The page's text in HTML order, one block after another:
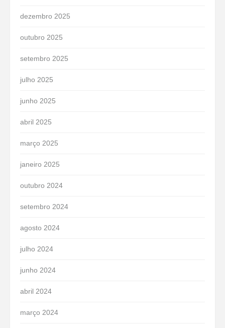
dezembro 2025
outubro 2025
setembro 2025
julho 2025
junho 2025
abril 2025
março 2025
janeiro 2025
outubro 2024
setembro 2024
agosto 2024
julho 2024
junho 2024
abril 2024
março 2024